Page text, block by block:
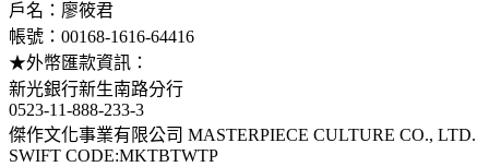
戶名：廖筱君
帳號：00168-1616-64416
★外幣匯款資訊：
新光銀行新生南路分行
0523-11-888-233-3
傑作文化事業有限公司 MASTERPIECE CULTURE CO., LTD.
SWIFT CODE:MKTBTWTP